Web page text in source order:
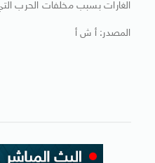
الغارات بسبب مخلفات الحرب
المصدر: أ ش أ